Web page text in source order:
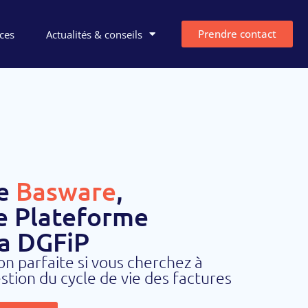
Actualités & conseils Prendre contact
Basware,
Plateforme
DGFiP
parfaite si vous cherchez à
du cycle de vie des factures